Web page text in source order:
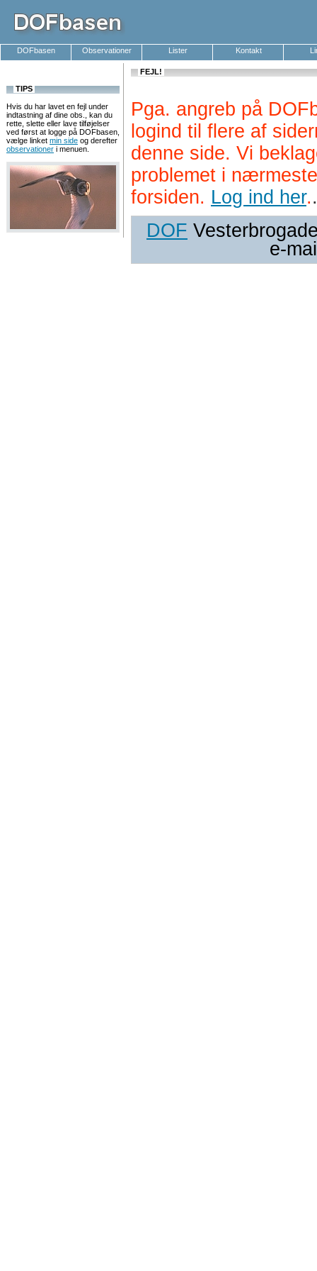
DOFbasen Observationer Lister Kontakt
TIPS
Hvis du har lavet en fejl under
indtastning af dine obs., kan du
rette, slette eller lave tilføjelser
ved først at logge på DOFbasen,
vælge linket min side og derefter
observationer i menuen.
FEJL!
Pga. angreb på
logind til flere af
denne side. Vi
problemet i
forsiden. Log ind her..
DOF
e-